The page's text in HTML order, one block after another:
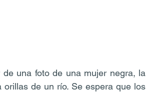
una foto de una mujer negra, la
de un río. Se espera que los